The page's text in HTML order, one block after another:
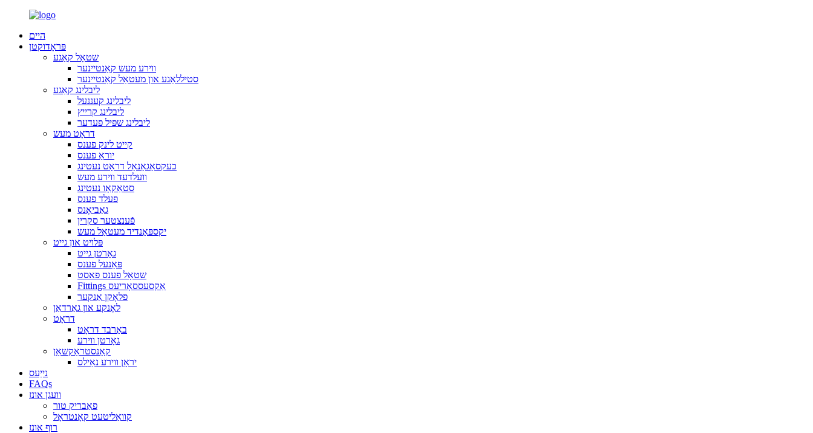
היים
פּראָדוקטן
שטאָל קאַגע
ווירע מעש קאַנטיינער
סטיללאַגע און מעטאַל קאַנטיינער
ליבלינג קאַגע
ליבלינג קעננעל
ליבלינג קרייץ
ליבלינג שפּיל פעדער
דראָט מעש
קייט לינק פענס
יוראַ פענס
כעקסאַגאַנאַל דראָט נעטינג
וועלדעד ווירע מעש
סטאַקאָו נעטינג
פעלד פענס
גאַביאָנס
פֿענצטער סקרין
יקספּאַנדיד מעטאַל מעש
פּלויט און גייט
גאָרטן גייט
פּאַנעל פענס
שטאָל פענס פאסט
Fittings אַקסעססאָריעס
פלאָקן אַנקער
לאָנקע און גאַרדאַן
דראָט
באַרבד דראָט
גאָרטן ווירע
קאַנסטראַקשאַן
יראָן ווירע נאַילס
נייַעס
FAQs
וועגן אונז
פאַבריק טור
קוואַליטעט קאָנטראָל
רוף אונז